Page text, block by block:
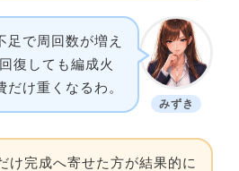
みずき
足で周回数が増え
復しても編成火
け重くなるわ。
け完成へ寄せた方が結果的に